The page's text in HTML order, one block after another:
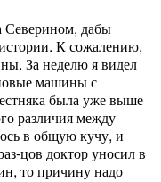
Северином, дабы
К сожалению,
За неделю я видел
машины с
была уже выше
различия между
в общую кучу, и
цов доктор уносил в
то причину надо